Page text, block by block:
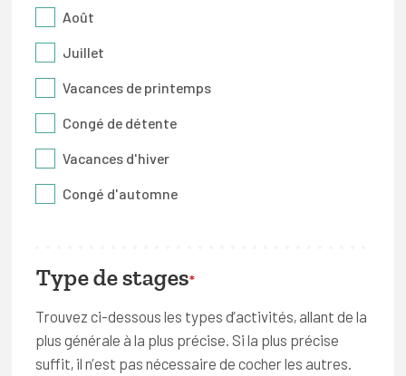
Août
Juillet
Vacances de printemps
Congé de détente
Vacances d'hiver
Congé d'automne
Type de stages*
Trouvez ci-dessous les types d’activités, allant de la
plus générale à la plus précise. Si la plus précise
suffit, il n’est pas nécessaire de cocher les autres.